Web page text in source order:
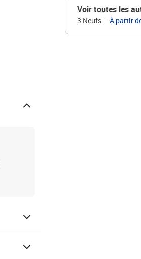
Voir toutes les
3 Neufs —À partir